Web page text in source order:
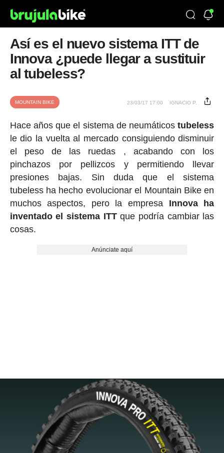
Así es el nuevo sistema ITT de
Innova ¿puede llegar a sustituir
al tubeless?
MOUNTAIN BIKE 23/03/17 17:00 IGNACIO P.
Hace años que el sistema de neumáticostubeless
le dio la vuelta al mercado consiguiendo disminuir
el peso de las ruedas , acabando con los
pinchazos por pellizcos y permitiendo llevar
presiones bajas. Sin duda que el sistema
tubeless ha hecho evolucionar el Mountain Bike en
muchos aspectos, pero la empresa Innova ha
inventado el sistema ITTque podría cambiar las
cosas.
Anúnciate aquí